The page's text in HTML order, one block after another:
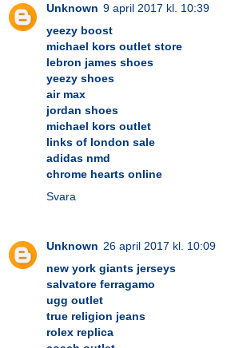
Unknown 9 april 2017 kl. 10:39
yeezy boost
michael kors outlet store
lebron james shoes
yeezy shoes
air max
jordan shoes
michael kors outlet
links of london sale
adidas nmd
chrome hearts online
Svara
Unknown 26 april 2017 kl. 10:09
new york giants jerseys
salvatore ferragamo
ugg outlet
true religion jeans
rolex replica